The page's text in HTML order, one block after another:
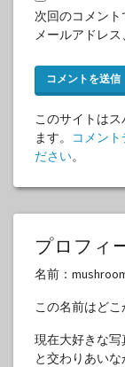
次回のコメント
メールアドレス
このサイトは
ます。
コメン
ださい。
プロフィ
名前：
この名前はど
現在大好きな
と交わりあい